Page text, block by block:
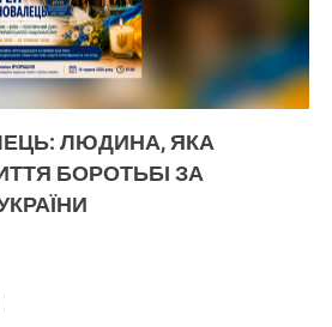
ЛЮДИНА, ЯКА
БОРОТЬБІ ЗА